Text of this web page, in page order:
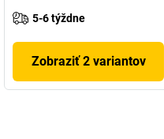
5-6 týždne
Zobraziť 2 variantov